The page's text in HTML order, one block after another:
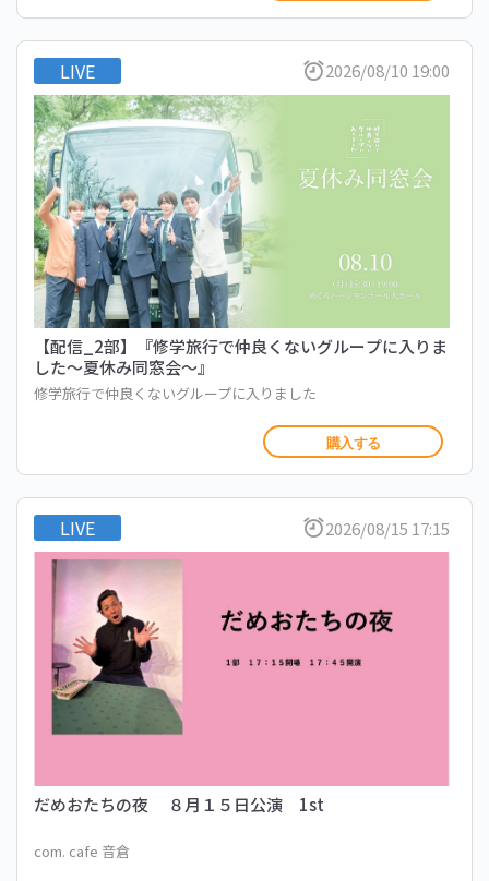
LIVE 2026/08/10 19:00
【配信_2部】『修学旅行で仲良くないグループに入りま
した〜夏休み同窓会〜』
修学旅行で仲良くないグループに入りました
購入する
LIVE 2026/08/15 17:15
だめおたちの夜 ８月１５日公演 1st
com. cafe 音倉